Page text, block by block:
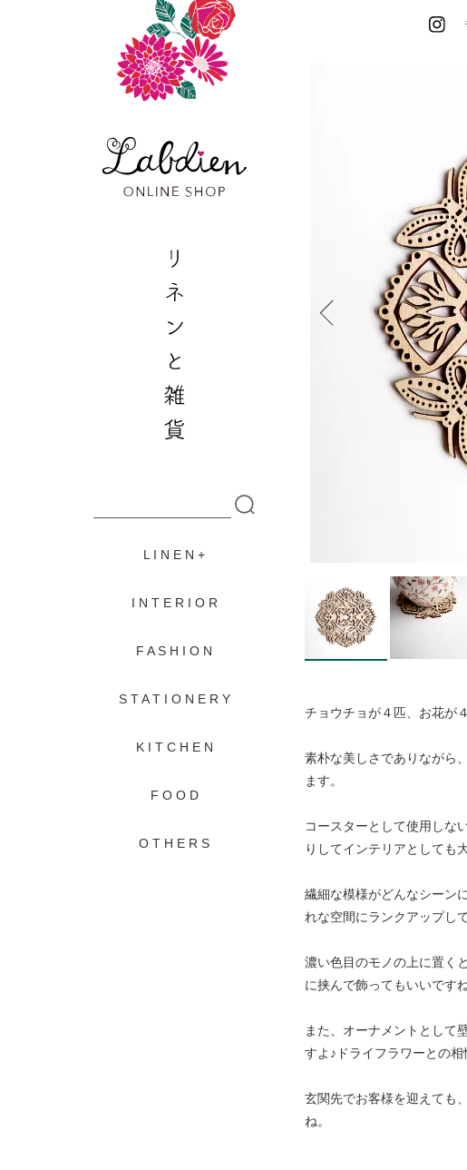
L I N E N
I N T E R I O R
F A S H I O N
S T A T I O N E R Y
K I T C H E N
F O O D
O T H E R S
チョウチョが４匹、お花が
素朴な美しさでありながら
ます。
コースターとして使用しな
りしてインテリアとしても
繊細な模様がどんなシーン
れな空間にランクアップし
濃い色目のモノの上に置く
に挟んで飾ってもいいですね
また、オーナメントとして
すよ♪ドライフラワーとの
玄関先でお客様を迎えても
ね。